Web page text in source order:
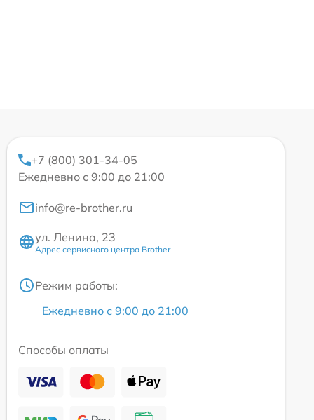
+7 (800) 301-34-05
Ежедневно с 9:00 до 21:00
info@re-brother.ru
ул. Ленина, 23
Адрес сервисного центра Brother
Режим работы:
Ежедневно с 9:00 до 21:00
Способы оплаты